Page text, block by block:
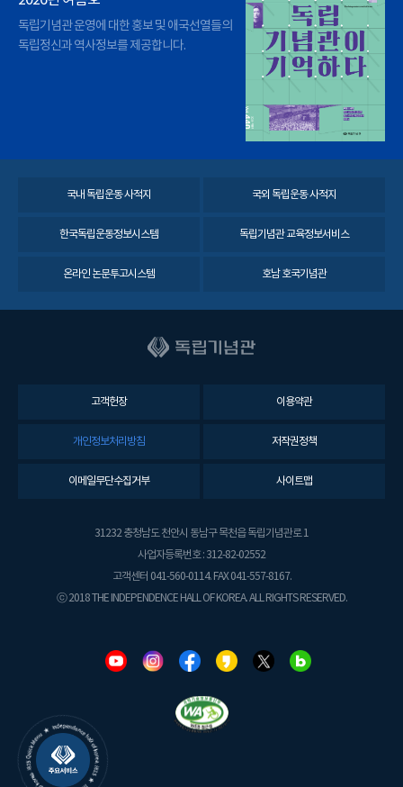
독립기념관 운영에 대한 홍보 및 애국선열들의
독립정신과 역사정보를 제공합니다.
국내 독립운동 사적지 국외 독립운동 사적지
한국독립운동정보시스템 독립기념관 교육정보서비스
온라인 논문투고시스템 호남 호국기념관
고객헌장 이용약관
개인정보처리방침 저작권정책
이메일무단수집거부 사이트맵
31232 충청남도 천안시 동남구 목천읍 독립기념관로 1
사업자등록번호 : 312-82-02552
고객센터 041-560-0114. FAX 041-557-8167.
ⓒ 2018 THE INDEPENDENCE HALL OF KOREA. ALL RIGHTS RESERVED.